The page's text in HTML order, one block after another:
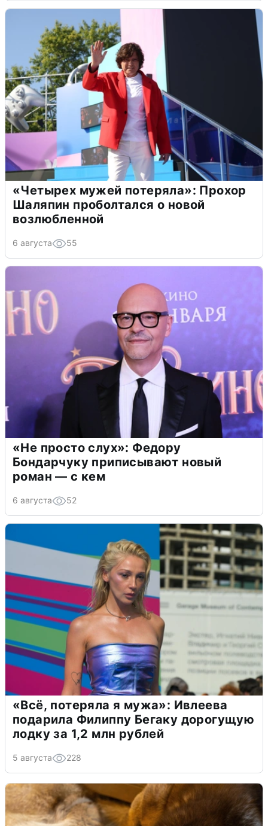
«Четырех мужей потеряла»: Прохор
Шаляпин проболтался о новой
возлюбленной
6 августа 55
«Не просто слух»: Федору
Бондарчуку приписывают новый
роман — с кем
6 августа 52
«Всё, потеряла я мужа»: Ивлеева
подарила Филиппу Бегаку дорогущую
лодку за 1,2 млн рублей
5 августа 228